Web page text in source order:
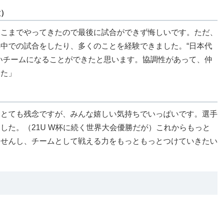
までやってきたので最後に試合ができず悔しいです。ただ、
での試合をしたり、多くのことを経験できました。“日本代
チームになることができたと思います。協調性があって、仲
」
ても残念ですが、みんな嬉しい気持ちでいっぱいです。選手
た。（21U W杯に続く世界大会優勝だが）これからもっと
んし、チームとして戦える力をもっともっとつけていきたい